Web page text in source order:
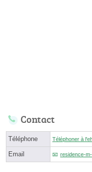
Contact
Téléphone Téléphoner à
Email residence-